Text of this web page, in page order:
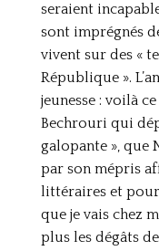
seraient
sont imprégnés
vivent sur des «
République ».
jeunesse : voilà
Bechrouri qui
galopante », que
par son mépris
littéraires et pour
que je vais chez
plus les dégâts